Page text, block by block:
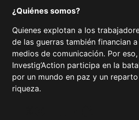
¿Quiénes somos?
Quienes explotan a los
de las guerras también financian
medios de comunicación. Por
Investig’Action participa en la
por un mundo en paz y un
riqueza.